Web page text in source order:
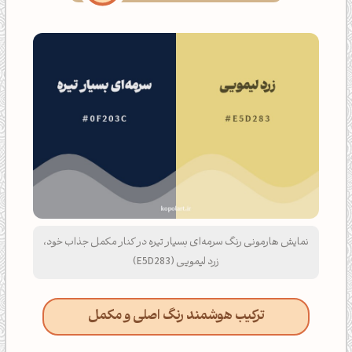
نمایش هارمونی رنگ سرمه‌ای بسیار تیره در کنار مکمل جذاب خود،
زرد لیمویی (E5D283)
ترکیب هوشمند رنگ اصلی و مکمل